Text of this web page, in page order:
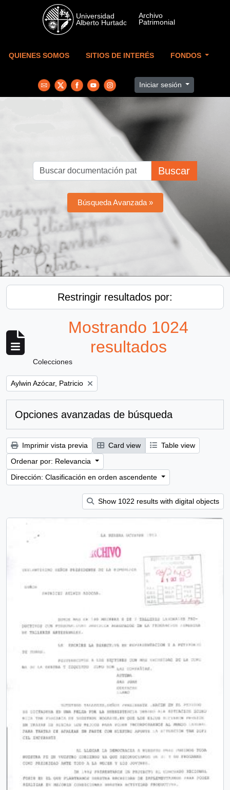
Skip to main content
QUIENES SOMOS SITIOS DE INTERÉS FONDOS
Iniciar sesión
Buscar
Búsqueda Avanzada »
Restringir resultados por:
Mostrando 1024
resultados
Colecciones
Remove filter:
Aylwin Azócar, Patricio
Opciones avanzadas de búsqueda
Imprimir vista previa Card view
Table view
Ordenar por: Relevancia
Dirección: Clasificación en orden ascendente
Show 1022 results with digital objects